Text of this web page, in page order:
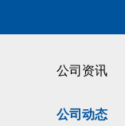
公司资讯
公司动态